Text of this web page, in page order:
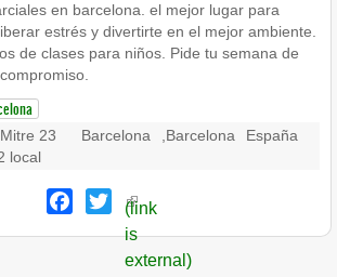
en barcelona. el mejor lugar para
estrés y divertirte en el mejor ambiente.
de clases para niños. Pide tu semana de
23
local
Barcelona Barcelona España
Facebook
Twitter
(link
is
external)